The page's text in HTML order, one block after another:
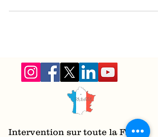
Intervention sur toute la France